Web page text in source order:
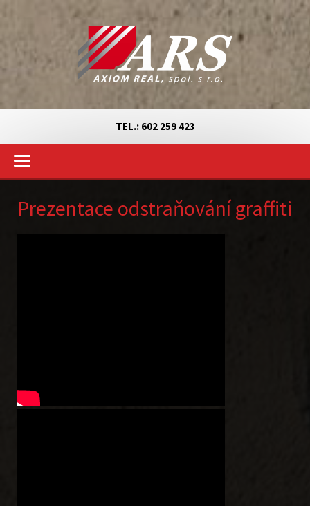
TEL.: 602 259 423
Prezentace odstraňování graffiti